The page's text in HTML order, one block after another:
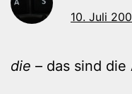
10. Juli
die – das sind die